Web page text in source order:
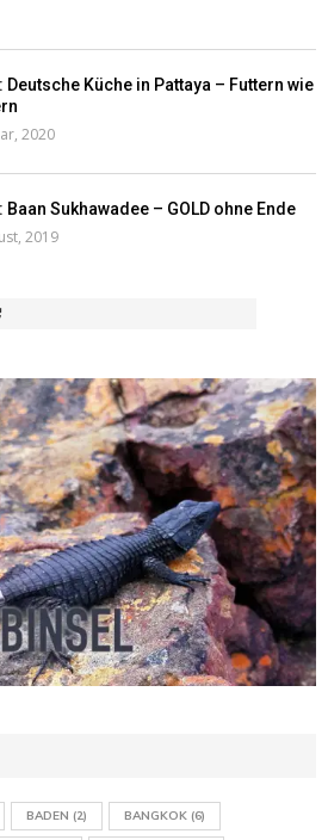
Deutsche Küche in Pattaya – Futtern wie
2020
Sukhawadee – GOLD ohne Ende
2019
BADEN (2) BANGKOK (6)